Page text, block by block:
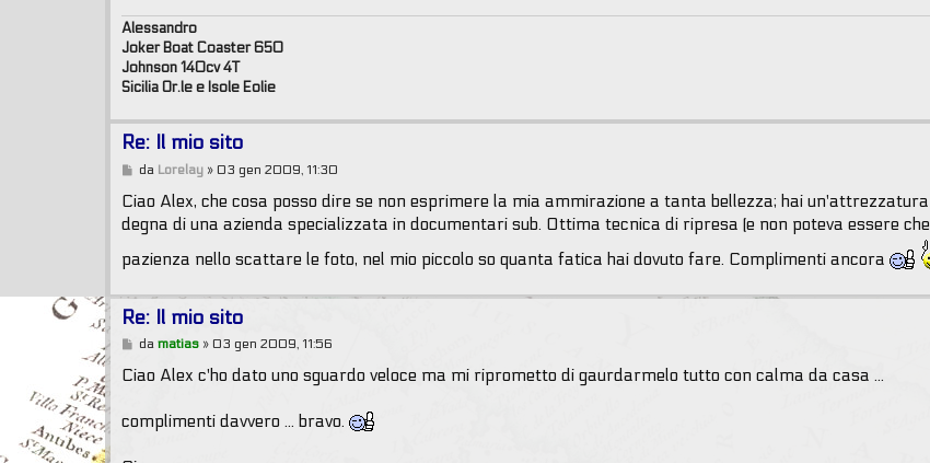
Alessandro
Joker Boat Coaster 650
Johnson 140cv 4T
Sicilia Or.le e Isole Eolie
Re: Il mio sito
M
s
a
g
da Lorelay» 03 gen 2009, 11:30
Ciao Alex, che cosa posso dire se non esprimere la mia ammirazione a tanta bellezza; hai un'attrezzatura
degna di una azienda specializzata in documentari sub. Ottima tecnica di ripresa (e non poteva essere
pazienza nello scattare le foto, nel mio piccolo so quanta fatica hai dovuto fare. Complimenti ancora
Re: Il mio sito
M
s
g
da matias» 03 gen 2009, 11:56
Ciao Alex c'ho dato uno sguardo veloce ma mi riprometto di gaurdarmelo tutto con calma da casa ...
complimenti davvero ... bravo.